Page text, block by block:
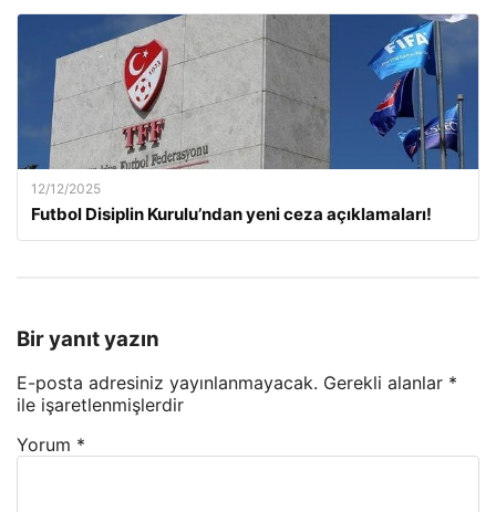
12/12/2025
Futbol Disiplin Kurulu’ndan yeni ceza açıklamaları!
Bir yanıt yazın
E-posta adresiniz yayınlanmayacak. Gerekli alanlar *
ile işaretlenmişlerdir
Yorum *